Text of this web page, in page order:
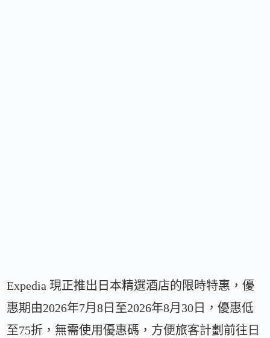
Expedia 現正推出日本精選酒店的限時特惠，優
惠期由2026年7月8日至2026年8月30日，優惠低
至75折，無需使用優惠碼，方便旅客計劃前往日